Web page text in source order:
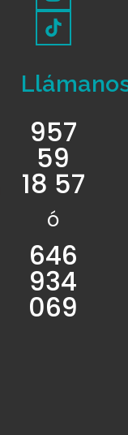
957
59
18 57
ó
646
934
069